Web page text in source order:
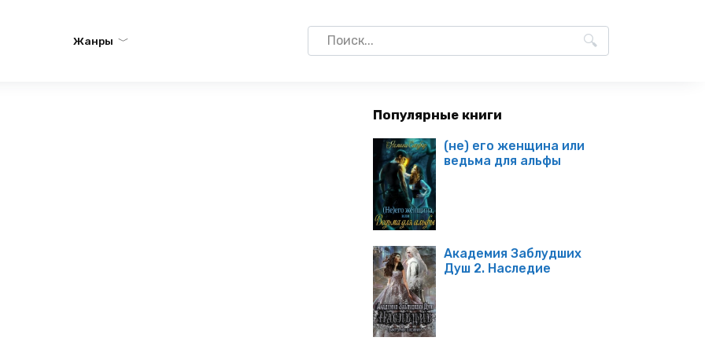
Жанры
Search
for:
Популярные книги
(не) его женщина или
ведьма для альфы
Академия Заблудших
Душ 2. Наследие